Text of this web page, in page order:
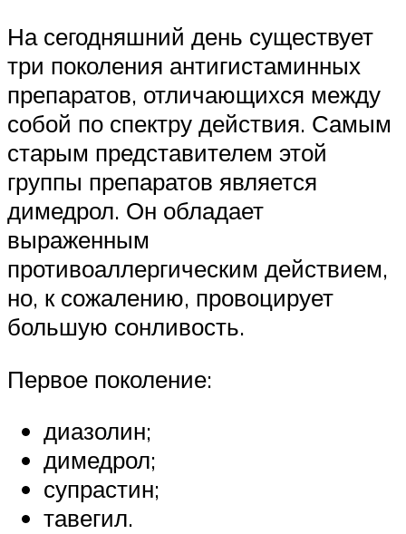
На сегодняшний день существует
три поколения антигистаминных
препаратов, отличающихся между
собой по спектру действия. Самым
старым представителем этой
группы препаратов является
димедрол. Он обладает
выраженным
противоаллергическим действием,
но, к сожалению, провоцирует
большую сонливость.
Первое поколение:
диазолин;
димедрол;
супрастин;
тавегил.